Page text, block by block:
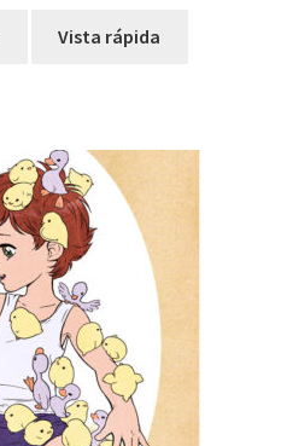
Vista rápida